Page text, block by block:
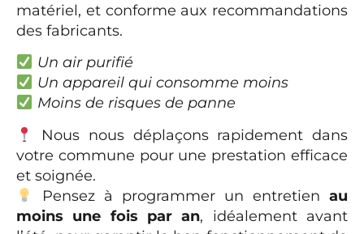
matériel, et conforme aux recommandations
des fabricants.
Un air purifié
Un appareil qui consomme moins
Moins de risques de panne
Nous nous déplaçons rapidement dans
votre commune pour une prestation efficace
et soignée.
Pensez à programmer un entretien au
moins une fois par an, idéalement avant